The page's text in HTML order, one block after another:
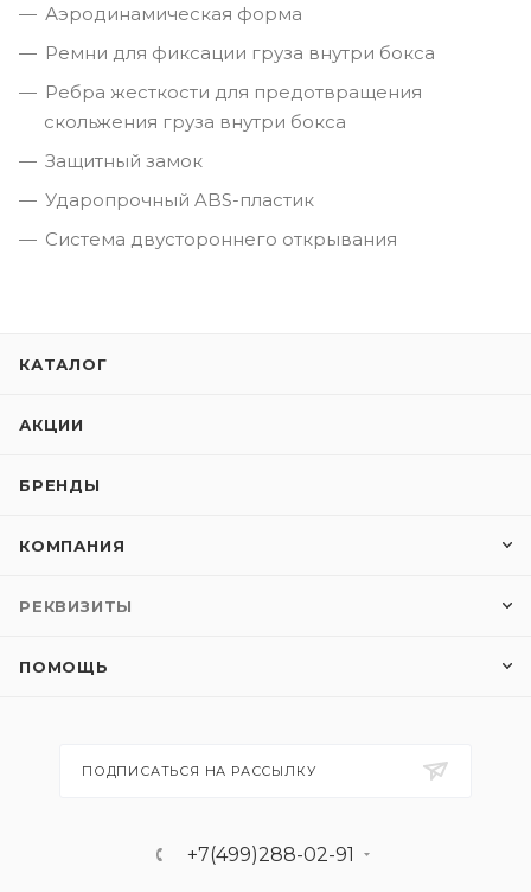
Аэродинамическая форма
Ремни для фиксации груза внутри бокса
Ребра жесткости для предотвращения
скольжения груза внутри бокса
Защитный замок
Ударопрочный ABS-пластик
Система двустороннего открывания
КАТАЛОГ
АКЦИИ
БРЕНДЫ
КОМПАНИЯ
РЕКВИЗИТЫ
ПОМОЩЬ
ПОДПИСАТЬСЯ НА РАССЫЛКУ
+7(499)288-02-91